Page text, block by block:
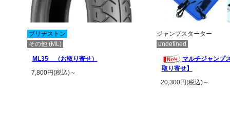
ブリヂストン
その他 (ML)
ML35 （お取り寄せ）
7,800円(税込)～
ジャンプスターター
undefined
マルチジャンプ
取り寄せ】
20,300円(税込)～